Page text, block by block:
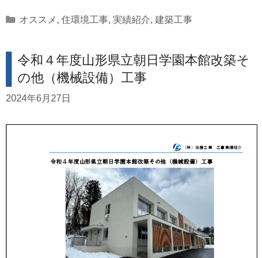
Categories
オススメ , 住環境工事, 実績紹介, 建築工事
令和４年度山形県立朝日学園本館改築そ
の他（機械設備）工事
2024年6月27日